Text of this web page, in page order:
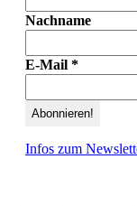
Nachname
E-Mail *
Infos zum